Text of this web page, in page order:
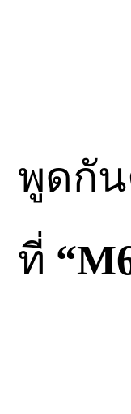
พูดกัน
ที่